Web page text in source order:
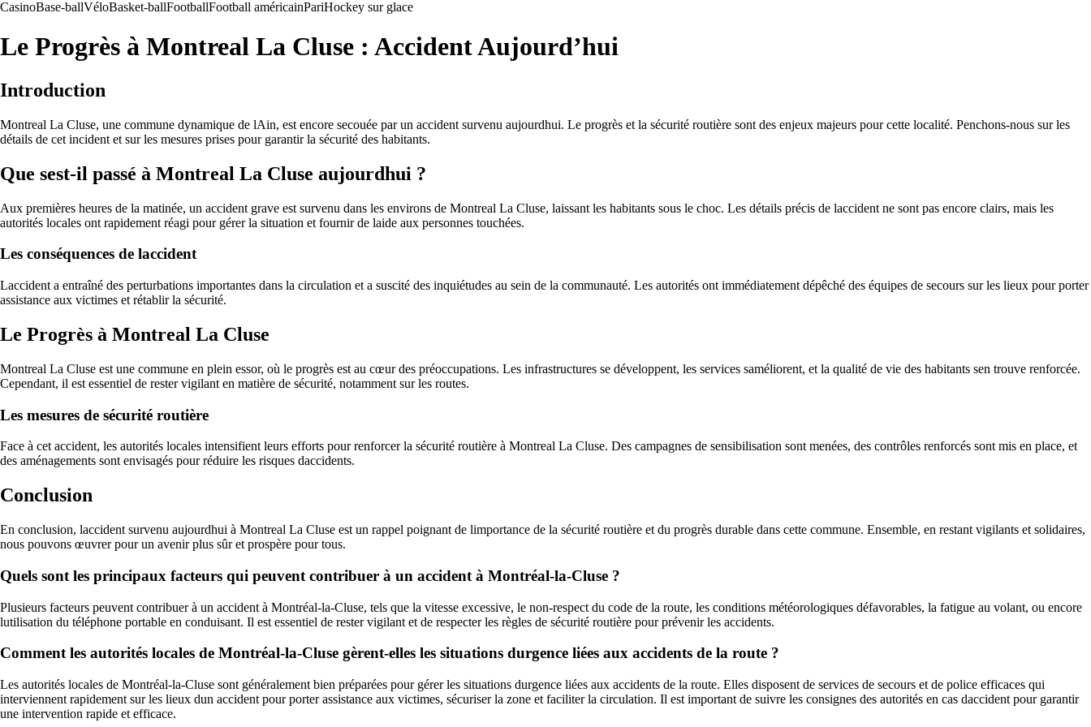
CasinoBase-ballVéloBasket-ballFootballFootball américainPariHockey sur glace
Le Progrès à Montreal La Cluse : Accident Aujourd’hui
Introduction
Montreal La Cluse, une commune dynamique de lAin, est encore secouée par un accident survenu aujourdhui. Le progrès et la sécurité routière sont des enjeux majeurs pour cette localité. Penchons-nous sur les
détails de cet incident et sur les mesures prises pour garantir la sécurité des habitants.
Que sest-il passé à Montreal La Cluse aujourdhui ?
Aux premières heures de la matinée, un accident grave est survenu dans les environs de Montreal La Cluse, laissant les habitants sous le choc. Les détails précis de laccident ne sont pas encore clairs, mais les
autorités locales ont rapidement réagi pour gérer la situation et fournir de laide aux personnes touchées.
Les conséquences de laccident
Laccident a entraîné des perturbations importantes dans la circulation et a suscité des inquiétudes au sein de la communauté. Les autorités ont immédiatement dépêché des équipes de secours sur les lieux pour porter
assistance aux victimes et rétablir la sécurité.
Le Progrès à Montreal La Cluse
Montreal La Cluse est une commune en plein essor, où le progrès est au cœur des préoccupations. Les infrastructures se développent, les services saméliorent, et la qualité de vie des habitants sen trouve renforcée.
Cependant, il est essentiel de rester vigilant en matière de sécurité, notamment sur les routes.
Les mesures de sécurité routière
Face à cet accident, les autorités locales intensifient leurs efforts pour renforcer la sécurité routière à Montreal La Cluse. Des campagnes de sensibilisation sont menées, des contrôles renforcés sont mis en place, et
des aménagements sont envisagés pour réduire les risques daccidents.
Conclusion
En conclusion, laccident survenu aujourdhui à Montreal La Cluse est un rappel poignant de limportance de la sécurité routière et du progrès durable dans cette commune. Ensemble, en restant vigilants et solidaires,
nous pouvons œuvrer pour un avenir plus sûr et prospère pour tous.
Quels sont les principaux facteurs qui peuvent contribuer à un accident à Montréal-la-Cluse ?
Plusieurs facteurs peuvent contribuer à un accident à Montréal-la-Cluse, tels que la vitesse excessive, le non-respect du code de la route, les conditions météorologiques défavorables, la fatigue au volant, ou encore
lutilisation du téléphone portable en conduisant. Il est essentiel de rester vigilant et de respecter les règles de sécurité routière pour prévenir les accidents.
Comment les autorités locales de Montréal-la-Cluse gèrent-elles les situations durgence liées aux accidents de la route ?
Les autorités locales de Montréal-la-Cluse sont généralement bien préparées pour gérer les situations durgence liées aux accidents de la route. Elles disposent de services de secours et de police efficaces qui
interviennent rapidement sur les lieux dun accident pour porter assistance aux victimes, sécuriser la zone et faciliter la circulation. Il est important de suivre les consignes des autorités en cas daccident pour garantir
une intervention rapide et efficace.